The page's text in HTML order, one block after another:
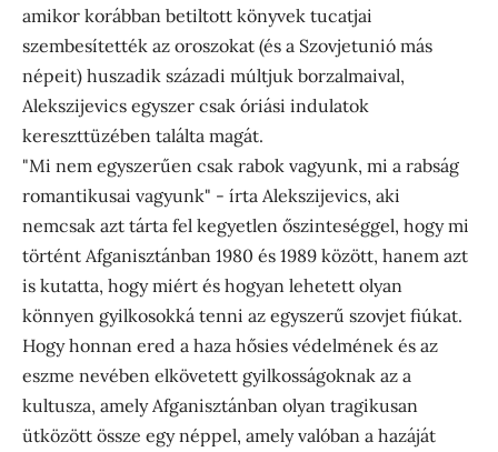
amikor korábban betiltott könyvek tucatjai
szembesítették az oroszokat (és a Szovjetunió más
népeit) huszadik századi múltjuk borzalmaival,
Alekszijevics egyszer csak óriási indulatok
kereszttüzében találta magát.
"Mi nem egyszerűen csak rabok vagyunk, mi a rabság
romantikusai vagyunk" - írta Alekszijevics, aki
nemcsak azt tárta fel kegyetlen őszinteséggel, hogy mi
történt Afganisztánban 1980 és 1989 között, hanem azt
is kutatta, hogy miért és hogyan lehetett olyan
könnyen gyilkosokká tenni az egyszerű szovjet fiúkat.
Hogy honnan ered a haza hősies védelmének és az
eszme nevében elkövetett gyilkosságoknak az a
kultusza, amely Afganisztánban olyan tragikusan
ütközött össze egy néppel, amely valóban a hazáját